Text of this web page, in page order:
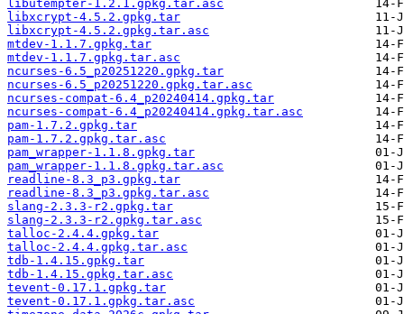
libutempter-1.2.1.gpkg.tar.asc
libxcrypt-4.5.2.gpkg.tar
libxcrypt-4.5.2.gpkg.tar.asc
mtdev-1.1.7.gpkg.tar
mtdev-1.1.7.gpkg.tar.asc
ncurses-6.5_p20251220.gpkg.tar
ncurses-6.5_p20251220.gpkg.tar.asc
ncurses-compat-6.4_p20240414.gpkg.tar
ncurses-compat-6.4_p20240414.gpkg.tar.asc
pam-1.7.2.gpkg.tar
pam-1.7.2.gpkg.tar.asc
pam_wrapper-1.1.8.gpkg.tar
pam_wrapper-1.1.8.gpkg.tar.asc
readline-8.3_p3.gpkg.tar
readline-8.3_p3.gpkg.tar.asc
slang-2.3.3-r2.gpkg.tar
slang-2.3.3-r2.gpkg.tar.asc
talloc-2.4.4.gpkg.tar
talloc-2.4.4.gpkg.tar.asc
tdb-1.4.15.gpkg.tar
tdb-1.4.15.gpkg.tar.asc
tevent-0.17.1.gpkg.tar
tevent-0.17.1.gpkg.tar.asc